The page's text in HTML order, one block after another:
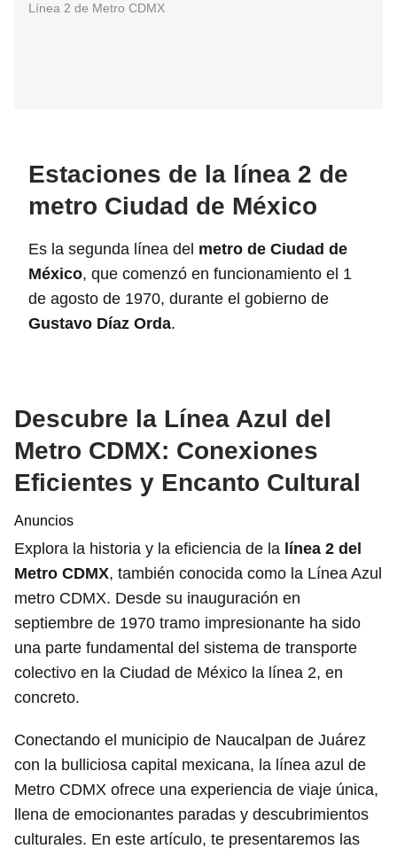
Línea 2 de Metro CDMX
Estaciones de la línea 2 de
metro Ciudad de México
Es la segunda línea del metro de Ciudad de
México, que comenzó en funcionamiento el 1
de agosto de 1970, durante el gobierno de
Gustavo Díaz Orda.
Descubre la Línea Azul del
Metro CDMX: Conexiones
Eficientes y Encanto Cultural
Anuncios
Explora la historia y la eficiencia de la línea 2 del
Metro CDMX, también conocida como la Línea Azul
metro CDMX. Desde su inauguración en
septiembre de 1970 tramo impresionante ha sido
una parte fundamental del sistema de transporte
colectivo en la Ciudad de México la línea 2, en
concreto.
Conectando el municipio de Naucalpan de Juárez
con la bulliciosa capital mexicana, la línea azul de
Metro CDMX ofrece una experiencia de viaje única,
llena de emocionantes paradas y descubrimientos
culturales. En este artículo, te presentaremos las